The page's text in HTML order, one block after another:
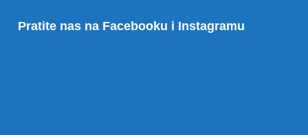
Pratite nas na Facebooku i Instagramu